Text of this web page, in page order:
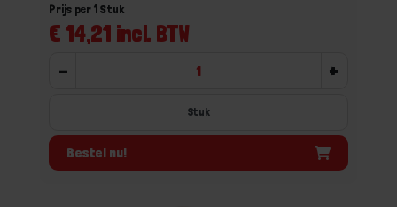
€ 14,21 incl. BTW
Prijs per 1 Stuk
- +
Stuk
Bestel nu!